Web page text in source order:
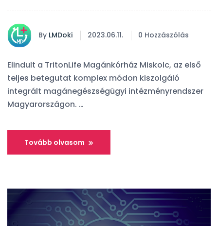
By LMDoki 2023.06.11. 0 Hozzászólás
Elindult a TritonLife Magánkórház Miskolc, az első
teljes betegutat komplex módon kiszolgáló
integrált magánegészségügyi intézményrendszer
Magyarországon. …
Tovább olvasom